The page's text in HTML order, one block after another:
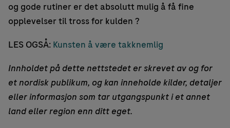
og gode rutiner er det absolutt mulig å få fine
opplevelser til tross for kulden ?
LES OGSÅ: Kunsten å være takknemlig
Innholdet på dette nettstedet er skrevet av og for
et nordisk publikum, og kan inneholde kilder, detaljer
eller informasjon som tar utgangspunkt i et annet
land eller region enn ditt eget.